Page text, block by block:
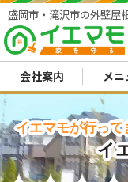
盛岡市・滝沢市の外壁屋
会社案内 メニ
イエマモが行っ
イ